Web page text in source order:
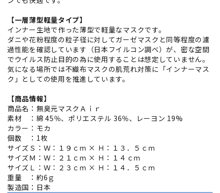
【一層薄型軽量タイプ】
インナー生地で作った薄型で軽量なマスクです。
ダニや花粉程度の粒子径に対してガーゼマスクと同等程度の濾
過性能を確認しています（日本フイルコン調べ）が、密な空間
でウイルス防止目的の為に使用することは想定していません。
気になる場所では不織布マスクの肌荒れ対策に「インナーマス
ク」としての使用を推進しています。
【商品情報】
商品名：無臭元マスクＡｉｒ
素材 ：綿 45％、ポリエステル 36％、レーヨン 19%
カラー：モカ
個数 ：1枚
サイズＳ：Ｗ：１９ｃｍ × Ｈ：１３．５ｃｍ
サイズＭ：Ｗ：２１ｃｍ × Ｈ：１４ｃｍ
サイズＬ：Ｗ：２３ｃｍ × Ｈ：１４．５ｃｍ
重量 ：約6ｇ
製造国：日本